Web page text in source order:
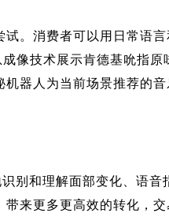
。消费者可以用日常语
像技术展示肯德基吮指原
器人为当前场景推荐的音
别和理解面部变化、语音
来更多更高效的转化，